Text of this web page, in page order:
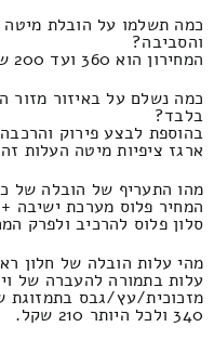
והסביבה?
המחירון הוא 360 ועד 200 שקל חדש.
כמה נשלם על באיזור מזור
בלבד?
בהוספת לבצע פירוק
ארגז ציפיות מיטה העלות זה 560 וזה מגיע עד 180 ₪.
מהו התעריף של הובלה של
סלון פלוס להרכיב ולפרק המחיר זהו 580 ולא
מהי עלות הובלה של חלון
עלות בתמורה להעברה של
מזכוכית/עץ/גבס בתמזוגת
340 ולכל היותר 210 שקל.